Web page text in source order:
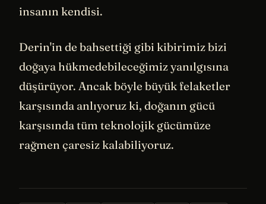
insanın kendisi.
Derin'in de bahsettiği gibi kibirimiz bizi
doğaya hükmedebileceğimiz yanılgısına
düşürüyor. Ancak böyle büyük felaketler
karşısında anlıyoruz ki, doğanın gücü
karşısında tüm teknolojik gücümüze
rağmen çaresiz kalabiliyoruz.